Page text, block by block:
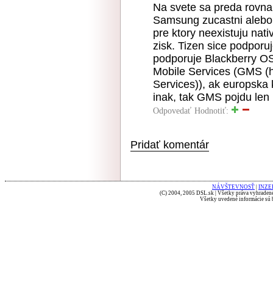
Na svete sa preda
Samsung zucastni
pre ktory neexistuju
zisk. Tizen sice
podporuje Blackberry
Mobile Services (GMS
Services)), ak
inak, tak GMS pojdu len
Odpovedať Hodnotiť:
Pridať komentár
NÁVŠTEVNOSŤ
(C) 2004, 2005 DSL.sk | Všetky práva
Všetky uvedené informácie sú